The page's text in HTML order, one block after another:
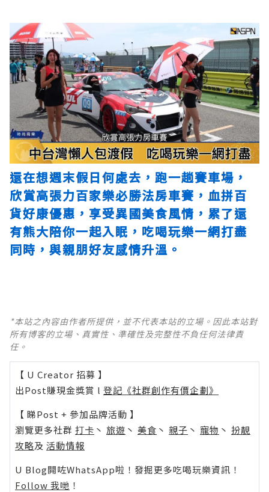
還在想週末假日何處去，跑一趟賽車場，
欣賞高張力百家樂必勝法房車賽，血拼百
貨好康優惠，享受異國美食風情，累了還
有熊大陪你一起入眠，吃喝玩樂一網打盡
同時，與親朋好友感情升溫。
*本站之內容由作者所提供，並不代表本站的立場。因此本站對
所有博客的立場、真實性、準確性及完整性不負任何法律責
任。
【 U Creator 招募 】
出Post賺現金獎賞 l 登記《社群創作有價企劃》
【 睇Post + 參加品牌活動 】
瀏覽更多社群 打卡 丶 旅遊 丶 美食 丶 親子 丶 寵物 丶 扮靚
攻略及 活動情報
U Blog開咗WhatsApp啦！發掘更多吃喝玩樂資訊！
Follow 我哋 ！